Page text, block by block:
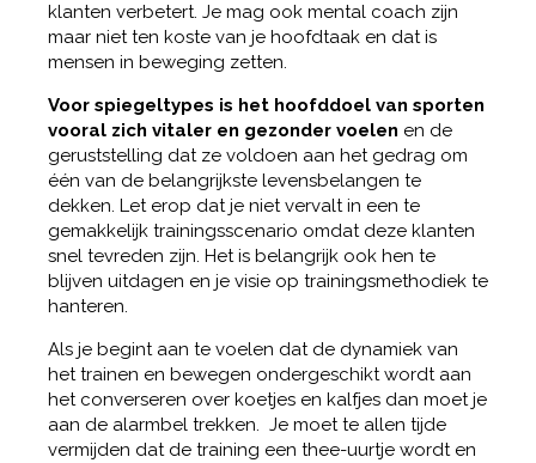
klanten verbetert. Je mag ook mental coach zijn
maar niet ten koste van je hoofdtaak en dat is
mensen in beweging zetten.
Voor spiegeltypes is het hoofddoel van sporten
vooral zich vitaler en gezonder voelen en de
geruststelling dat ze voldoen aan het gedrag om
één van de belangrijkste levensbelangen te
dekken. Let erop dat je niet vervalt in een te
gemakkelijk trainingsscenario omdat deze klanten
snel tevreden zijn. Het is belangrijk ook hen te
blijven uitdagen en je visie op trainingsmethodiek te
hanteren.
Als je begint aan te voelen dat de dynamiek van
het trainen en bewegen ondergeschikt wordt aan
het converseren over koetjes en kalfjes dan moet je
aan de alarmbel trekken. Je moet te allen tijde
vermijden dat de training een thee-uurtje wordt en